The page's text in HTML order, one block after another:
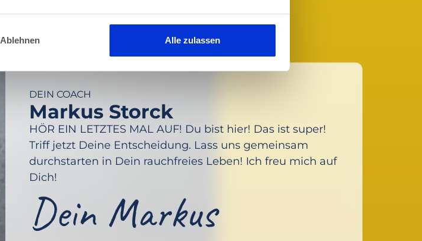
Ablehnen Alle zulassen
DEIN COACH
Markus Storck
HÖR EIN LETZTES MAL AUF! Du bist hier! Das ist super!
Triff jetzt Deine Entscheidung. Lass uns gemeinsam
durchstarten in Dein rauchfreies Leben! Ich freu mich auf
Dich!
Dein Markus